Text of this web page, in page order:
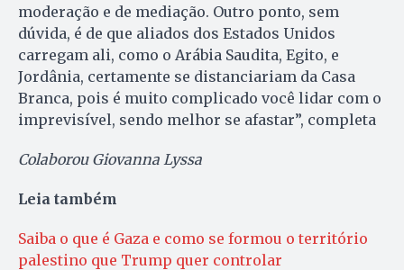
moderação e de mediação. Outro ponto, sem
dúvida, é de que aliados dos Estados Unidos
carregam ali, como o Arábia Saudita, Egito, e
Jordânia, certamente se distanciariam da Casa
Branca, pois é muito complicado você lidar com o
imprevisível, sendo melhor se afastar”, completa
Colaborou Giovanna Lyssa
Leia também
Saiba o que é Gaza e como se formou o território
palestino que Trump quer controlar